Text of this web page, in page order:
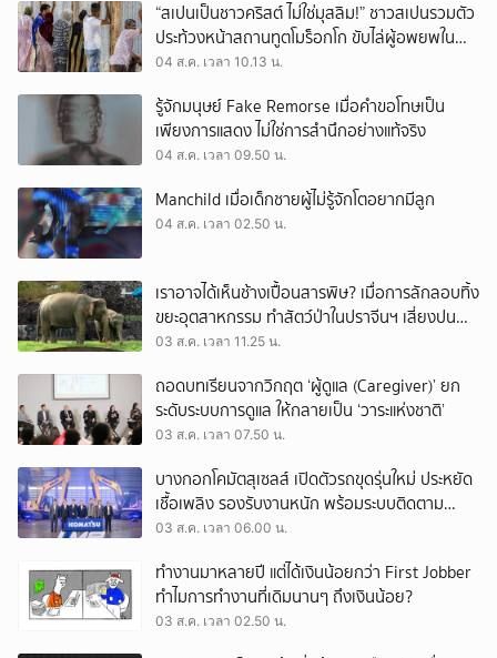
“สเปนเป็นชาวคริสต์ ไม่ใช่มุสลิม!” ชาวสเปนรวมตัว
ประท้วงหน้าสถานทูตโมร็อกโก ขับไล่ผู้อพยพใน
เมืองเซวตาออกนอกประเทศ
04 ส.ค. เวลา 10.13 น.
รู้จักมนุษย์ Fake Remorse เมื่อคำขอโทษเป็น
เพียงการแสดง ไม่ใช่การสำนึกอย่างแท้จริง
04 ส.ค. เวลา 09.50 น.
Manchild เมื่อเด็กชายผู้ไม่รู้จักโตอยากมีลูก
04 ส.ค. เวลา 02.50 น.
เราอาจได้เห็นช้างเปื้อนสารพิษ? เมื่อการลักลอบทิ้ง
ขยะอุตสาหกรรม ทำสัตว์ป่าในปราจีนฯ เสี่ยงปน
เปื้อน
03 ส.ค. เวลา 11.25 น.
ถอดบทเรียนจากวิกฤต ‘ผู้ดูแล (Caregiver)’ ยก
ระดับระบบการดูแล ให้กลายเป็น ‘วาระแห่งชาติ’
03 ส.ค. เวลา 07.50 น.
บางกอกโคมัตสุเซลส์ เปิดตัวรถขุดรุ่นใหม่ ประหยัด
เชื้อเพลิง รองรับงานหนัก พร้อมระบบติดตาม
เครื่องจักรผ่านดาวเทียม
03 ส.ค. เวลา 06.00 น.
ทำงานมาหลายปี แต่ได้เงินน้อยกว่า First Jobber
ทำไมการทำงานที่เดิมนานๆ ถึงเงินน้อย?
03 ส.ค. เวลา 02.50 น.